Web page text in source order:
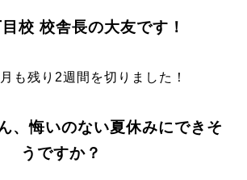
校 校舎長の大友です！
も残り2週間を切りました！
、悔いのない夏休みにできそ
うですか？